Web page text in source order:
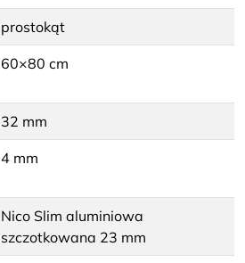
prostokąt
60×80 cm
32 mm
4 mm
Nico Slim aluminiowa
szczotkowana 23 mm